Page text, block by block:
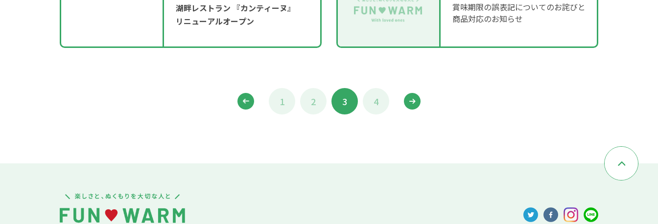
湖畔レストラン 『カンティーヌ』
リニューアルオープン
賞味期限の誤表記についてのお詫びと
商品対応のお知らせ
1 2 3 4